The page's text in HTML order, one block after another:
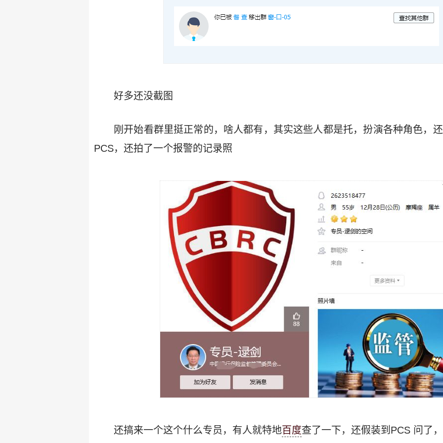
好多还没截图
刚开始看群里挺正常的，啥人都有，其实这些人都是托，扮演各种角色，
PCS，还拍了一个报警的记录照
还搞来一个这个什么专员，有人就特地百度查了一下，还假装到PCS 问了